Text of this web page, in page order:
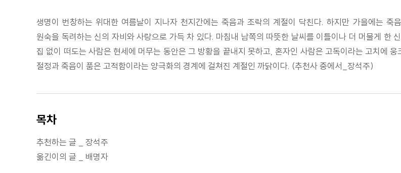
생명이 번창하는 위대한 여름날이 지나자 천지간에는 죽음과 조락의 계절이 닥친다. 하지만 가을에는
원숙을 독려하는 신의 자비와 사랑으로 가득 차 있다. 마침내 남쪽의 따뜻한 날씨를 이틀이나 더 머물게 한
집 없이 떠도는 사람은 현세에 머무는 동안은 그 방황을 끝내지 못하고, 혼자인 사람은 고독이라는 고치에
절정과 죽음이 품은 고적함이라는 양극화의 경계에 걸쳐진 계절인 까닭이다. (추천사 중에서_장석주)
목차
추천하는 글 _ 장석주
옮긴이의 글 _ 배명자